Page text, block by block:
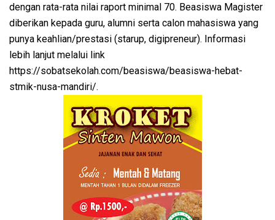
dengan rata-rata nilai raport minimal 70. Beasiswa Magister
diberikan kepada guru, alumni serta calon mahasiswa yang
punya keahlian/prestasi (starup, digipreneur). Informasi
lebih lanjut melalui link
https://sobatsekolah.com/beasiswa/beasiswa-hebat-
stmik-nusa-mandiri/.